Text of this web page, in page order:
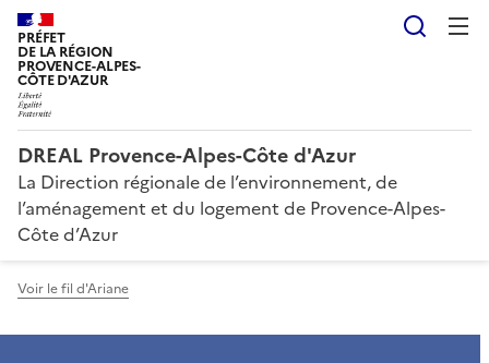
PRÉFET
DE LA RÉGION
PROVENCE-ALPES-
CÔTE D'AZUR
DREAL Provence-Alpes-Côte d'Azur
La Direction régionale de l’environnement, de
l’aménagement et du logement de Provence-Alpes-
Côte d’Azur
Voir le fil d'Ariane